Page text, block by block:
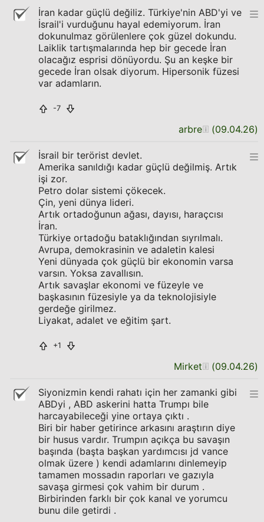
İran kadar güçlü değiliz. Türkiye'nin ABD'yi ve
İsrail'i vurduğunu hayal edemiyorum. İran
dokunulmaz görülenlere çok güzel dokundu.
Laiklik tartışmalarında hep bir gecede İran
olacağız esprisi dönüyordu. Şu an keşke bir
gecede İran olsak diyorum. Hipersonik füzesi
var adamların.
-7
arbre (09.04.26)
İsrail bir terörist devlet.
Amerika sanıldığı kadar güçlü değilmiş. Artık
işi zor.
Petro dolar sistemi çökecek.
Çin, yeni dünya lideri.
Artık ortadoğunun ağası, dayısı, haraçcısı
İran.
Türkiye ortadoğu bataklığından sıyrılmalı.
Avrupa, demokrasinin ve adaletin kalesi
Yeni dünyada çok güçlü bir ekonomin varsa
varsın. Yoksa zavallısın.
Artık savaşlar ekonomi ve füzeyle ve
başkasının füzesiyle ya da teknolojisiyle
gerdeğe girilmez.
Liyakat, adalet ve eğitim şart.
+1
Mirket (09.04.26)
Siyonizmin kendi rahatı için her zamanki gibi
ABDyi , ABD askerini hatta Trumpı bile
harcayabileceği yine ortaya çıktı .
Biri bir haber getirince arkasını araştırın diye
bir husus vardır. Trumpın açıkça bu savaşın
başında (başta başkan yardımcısı jd vance
olmak üzere ) kendi adamlarını dinlemeyip
tamamen mossadın raporları ve gazıyla
savaşa girmesi çok vahim bir durum .
Birbirinden farklı bir çok kanal ve yorumcu
bunu dile getirdi .